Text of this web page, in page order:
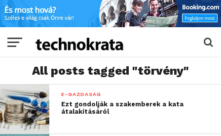
All posts tagged "törvény"
E-GAZDASÁG
Ezt gondolják a szakemberek a kata
átalakításáról